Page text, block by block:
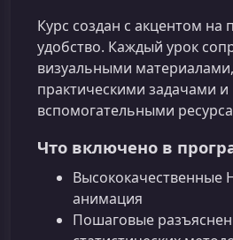
Курс создан с акцентом на
удобство. Каждый урок
визуальными
практическими задачами и
вспомогательными
Что включено в
Высококачественные
анимация
Пошаговые